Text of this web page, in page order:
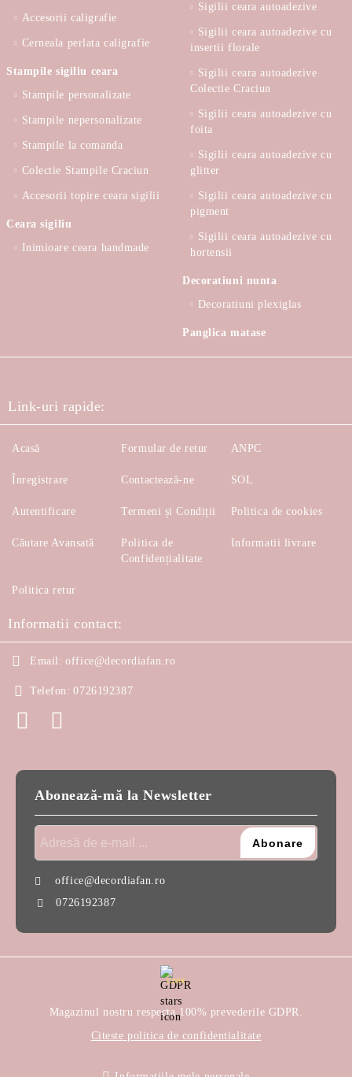
Accesorii caligrafie
Cerneala perlata caligrafie
Stampile sigiliu ceara
Stampile personalizate
Stampile nepersonalizate
Stampile la comanda
Colectie Stampile Craciun
Accesorii topire ceara sigilii
Ceara sigiliu
Inimioare ceara handmade
Sigilii ceara autoadezive
Sigilii ceara autoadezive cu
insertii florale
Sigilii ceara autoadezive
Colectie Craciun
Sigilii ceara autoadezive cu
foita
Sigilii ceara autoadezive cu
glitter
Sigilii ceara autoadezive cu
pigment
Sigilii ceara autoadezive cu
hortensii
Decoratiuni nunta
Decoratiuni plexiglas
Panglica matase
Link-uri rapide:
Acasă
Înregistrare
Autentificare
Căutare Avansată
Formular de retur
Contactează-ne
Termeni și Condiții
Politica de
Confidențialitate
ANPC
SOL
Politica de cookies
Informatii livrare
Politica retur
Informatii contact:
Email: office@decordiafan.ro
Telefon: 0726192387
Abonează-mă la Newsletter
office@decordiafan.ro
0726192387
GDPR
Magazinul nostru respecta 100% prevederile GDPR.
Citeste politica de confidentialitate